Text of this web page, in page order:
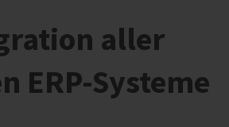
aller
ERP-Systeme